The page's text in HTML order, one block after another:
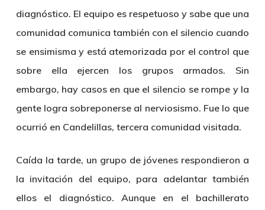
diagnóstico. El equipo es respetuoso y sabe que una
comunidad comunica también con el silencio cuando
se ensimisma y está atemorizada por el control que
sobre ella ejercen los grupos armados. Sin
embargo, hay casos en que el silencio se rompe y la
gente logra sobreponerse al nerviosismo. Fue lo que
ocurrió en Candelillas, tercera comunidad visitada.
Caída la tarde, un grupo de jóvenes respondieron a
la invitación del equipo, para adelantar también
ellos el diagnóstico. Aunque en el bachillerato